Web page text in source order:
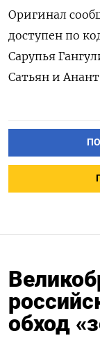
Оригинал
доступен по
Сарупья
Сатьян и
обход